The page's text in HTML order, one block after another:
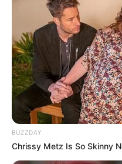
BUZZDAY
Chrissy Metz Is So Skinny